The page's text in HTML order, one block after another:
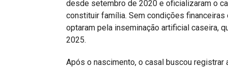
desde setembro de 2020 e oficializaram o
constituir família. Sem condições
optaram pela inseminação artificial caseira,
2025.
Após o nascimento, o casal buscou